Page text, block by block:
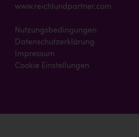
www.reichlundpartner.com
Nutzungsbedingungen
Datenschutzerklärung
Impressum
Cookie Einstellungen